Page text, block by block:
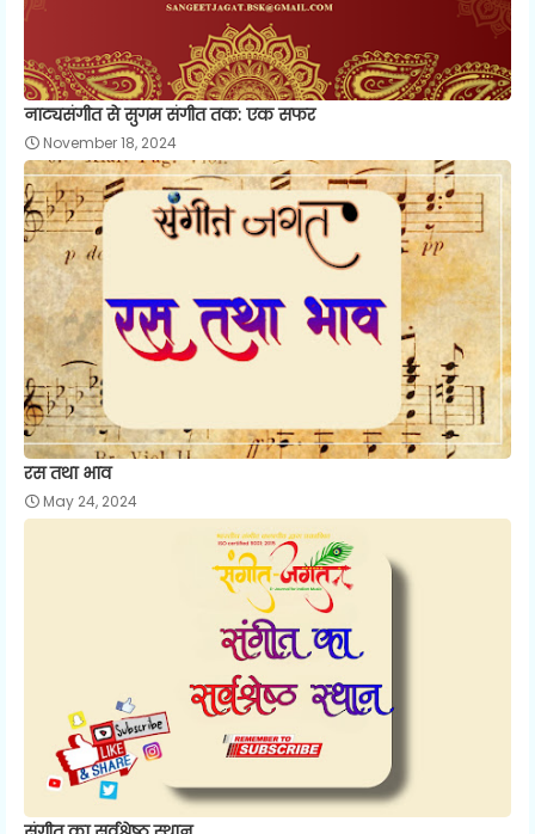
नाट्यसंगीत से सुगम संगीत तक: एक सफर
November 18, 2024
रस तथा भाव
May 24, 2024